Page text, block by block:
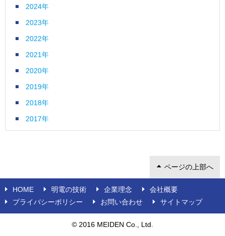
2024年
2023年
2022年
2021年
2020年
2019年
2018年
2017年
ページの上部へ
HOME 明電の技術 企業理念
会社概要
プライバシーポリシー
お問い合わせ サイトマップ
© 2016 MEIDEN Co., Ltd.